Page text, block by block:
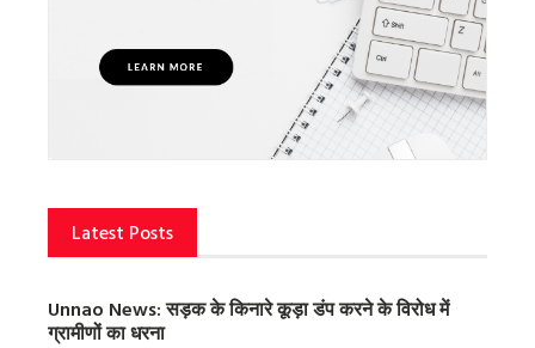
Latest Posts
Unnao News: सड़क के किनारे कूड़ा डंप करने के विरोध में
ग्रामीणों का धरना